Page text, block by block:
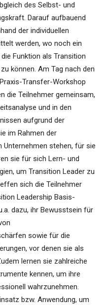
des Selbst- und
Darauf aufbauend
der individuellen
werden, wo noch ein
Funktion als Transition
können. Am Tag nach den
Transfer-Workshop
die Teilnehmer gemeinsam,
und in den
aufgrund der
im Rahmen der
stehen, für sie
sie für sich Lern- und
um Transition Leader zu
sich die Teilnehmer
Leadership Basis-
dazu, ihr Bewusstsein für
sowie für die
vor denen sie als
lernen sie zahlreiche
kennen, um ihre
wahrzunehmen.
bzw. Anwendung, um